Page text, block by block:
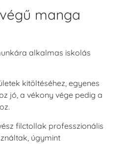
manga
alkalmas iskolás
kitöltéséhez, egyenes
jó, a vékony vége pedig a
filctollak professzionális
úgymint